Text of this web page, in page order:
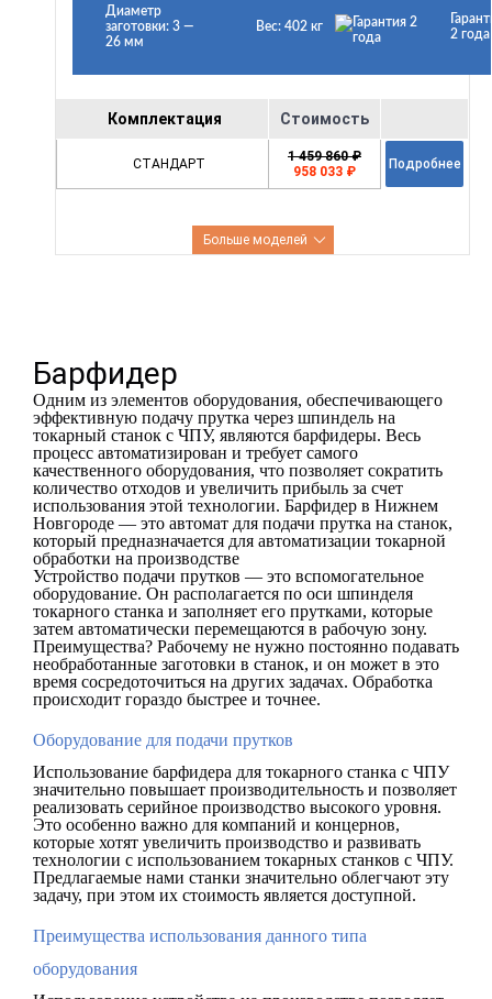
Диаметр
заготовки: 3 —
26 мм
Вес: 402 кг
2 года
Комплектация Стоимость
СТАНДАРТ
1 459 860 ₽
958 033 ₽
Подробнее
Больше моделей
Барфидер
Одним из элементов оборудования, обеспечивающего
эффективную подачу прутка через шпиндель на
токарный станок с ЧПУ, являются барфидеры. Весь
процесс автоматизирован и требует самого
качественного оборудования, что позволяет сократить
количество отходов и увеличить прибыль за счет
использования этой технологии. Барфидер в Нижнем
Новгороде — это автомат для подачи прутка на станок,
который предназначается для автоматизации токарной
обработки на производстве
Устройство подачи прутков — это вспомогательное
оборудование. Он располагается по оси шпинделя
токарного станка и заполняет его прутками, которые
затем автоматически перемещаются в рабочую зону.
Преимущества? Рабочему не нужно постоянно подавать
необработанные заготовки в станок, и он может в это
время сосредоточиться на других задачах. Обработка
происходит гораздо быстрее и точнее.
Оборудование для подачи прутков
Использование барфидера для токарного станка с ЧПУ
значительно повышает производительность и позволяет
реализовать серийное производство высокого уровня.
Это особенно важно для компаний и концернов,
которые хотят увеличить производство и развивать
технологии с использованием токарных станков с ЧПУ.
Предлагаемые нами станки значительно облегчают эту
задачу, при этом их стоимость является доступной.
Преимущества использования данного типа
оборудования